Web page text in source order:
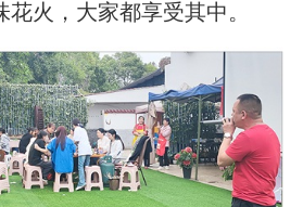
火，大家都享受其中。